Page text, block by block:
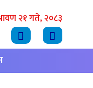
२१ गते, २०८३